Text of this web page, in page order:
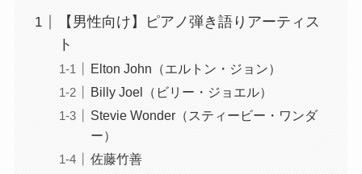
【男性向け】ピアノ弾き語りアーティス
ト
Elton John（エルトン・ジョン）
Billy Joel（ビリー・ジョエル）
Stevie Wonder（スティービー・ワンダ
ー）
佐藤竹善